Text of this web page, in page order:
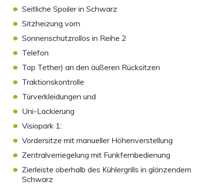
• Seitliche Spoiler in Schwarz
• Sitzheizung vorn
• Sonnenschutzrollos in Reihe 2
• Telefon
• Top Tether) an den äußeren Rücksitzen
• Traktionskontrolle
• Türverkleidungen und
• Uni-Lackierung
• Visiopark 1:
• Vordersitze mit manueller Höhenverstellung
• Zentralverriegelung mit Funkfernbedienung
• Zierleiste oberhalb des Kühlergrills in glänzendem
Schwarz